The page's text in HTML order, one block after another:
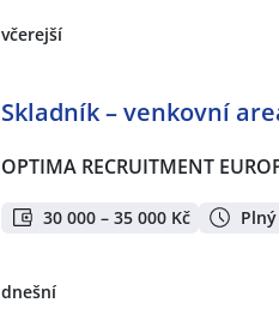
včerejší
Skladník – venkovní
OPTIMA RECRUITMENT
30 000 – 35 000 Kč
dnešní